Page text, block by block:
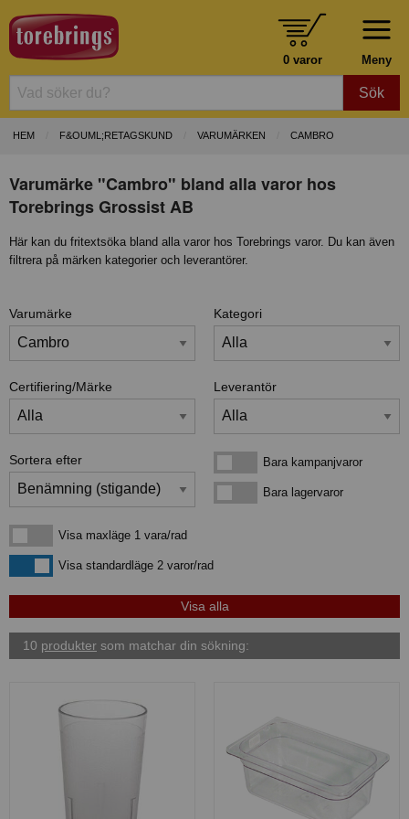
Meny
0 varor
Sök
HEM F&OUML;RETAGSKUND VARUMÄRKEN CAMBRO
Varumärke "Cambro" bland alla varor hos
Torebrings Grossist AB
Här kan du fritextsöka bland alla varor hos Torebrings varor. Du kan även
filtrera på märken kategorier och leverantörer.
Varumärke Kategori
Certifiering/Märke Leverantör
Sortera efter Bara kampanjvarorBara kampanjvaror
Bara lagervarorBara lagervaror
Visa maxläge 1 vara/rad
Visa maxläge 1 vara/rad
Visa standardlägeVisa standardläge 2 varor/rad
10 produkter som matchar din sökning: